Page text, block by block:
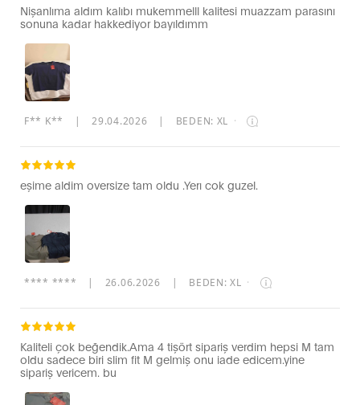
Nişanlıma aldım kalıbı mukemmelll kalitesi muazzam parasını
sonuna kadar hakkediyor bayıldımm
F** K** | 29.04.2026 | BEDEN: XL ·
eşime aldim oversize tam oldu .Yerı cok guzel.
**** **** | 26.06.2026 | BEDEN: XL ·
Kaliteli çok beğendik.Ama 4 tişört sipariş verdim hepsi M tam
oldu sadece biri slim fit M gelmiş onu iade edicem.yine
sipariş vericem. bu